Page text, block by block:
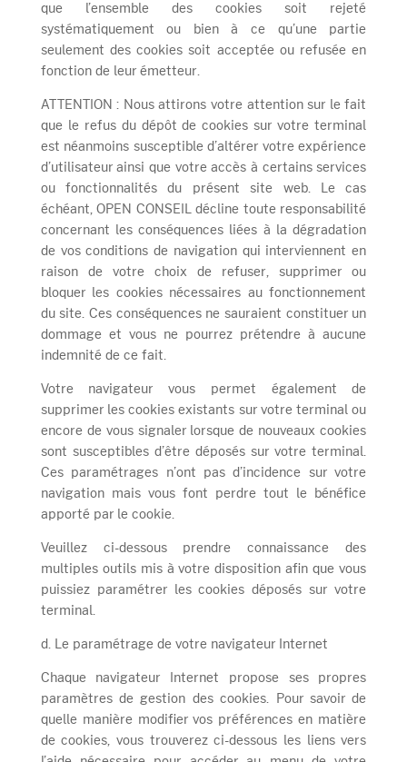
que l’ensemble des cookies soit rejeté
systématiquement ou bien à ce qu’une partie
seulement des cookies soit acceptée ou refusée en
fonction de leur émetteur.
ATTENTION : Nous attirons votre attention sur le fait
que le refus du dépôt de cookies sur votre terminal
est néanmoins susceptible d’altérer votre expérience
d’utilisateur ainsi que votre accès à certains services
ou fonctionnalités du présent site web. Le cas
échéant, OPEN CONSEIL décline toute responsabilité
concernant les conséquences liées à la dégradation
de vos conditions de navigation qui interviennent en
raison de votre choix de refuser, supprimer ou
bloquer les cookies nécessaires au fonctionnement
du site. Ces conséquences ne sauraient constituer un
dommage et vous ne pourrez prétendre à aucune
indemnité de ce fait.
Votre navigateur vous permet également de
supprimer les cookies existants sur votre terminal ou
encore de vous signaler lorsque de nouveaux cookies
sont susceptibles d’être déposés sur votre terminal.
Ces paramétrages n’ont pas d’incidence sur votre
navigation mais vous font perdre tout le bénéfice
apporté par le cookie.
Veuillez ci-dessous prendre connaissance des
multiples outils mis à votre disposition afin que vous
puissiez paramétrer les cookies déposés sur votre
terminal.
d. Le paramétrage de votre navigateur Internet
Chaque navigateur Internet propose ses propres
paramètres de gestion des cookies. Pour savoir de
quelle manière modifier vos préférences en matière
de cookies, vous trouverez ci-dessous les liens vers